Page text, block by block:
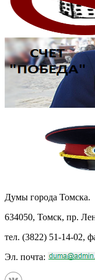
Думы города Томска.
634050, Томск, пр.
тел. (3822) 51-14-02,
Эл. почта: